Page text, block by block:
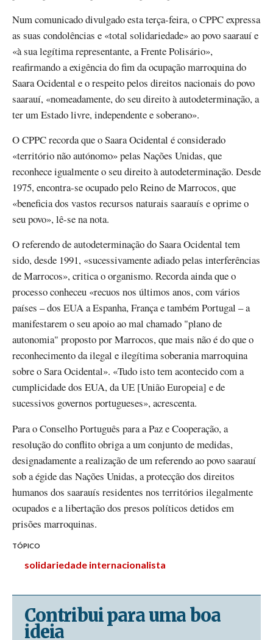
Num comunicado divulgado esta terça-feira, o CPPC expressa
as suas condolências e «total solidariedade» ao povo saarauí e
«à sua legítima representante, a Frente Polisário»,
reafirmando a exigência do fim da ocupação marroquina do
Saara Ocidental e o respeito pelos direitos nacionais do povo
saarauí, «nomeadamente, do seu direito à autodeterminação, a
ter um Estado livre, independente e soberano».
O CPPC recorda que o Saara Ocidental é considerado
«território não autónomo» pelas Nações Unidas, que
reconhece igualmente o seu direito à autodeterminação. Desde
1975, encontra-se ocupado pelo Reino de Marrocos, que
«beneficia dos vastos recursos naturais saarauís e oprime o
seu povo», lê-se na nota.
O referendo de autodeterminação do Saara Ocidental tem
sido, desde 1991, «sucessivamente adiado pelas interferências
de Marrocos», critica o organismo. Recorda ainda que o
processo conheceu «recuos nos últimos anos, com vários
países – dos EUA a Espanha, França e também Portugal – a
manifestarem o seu apoio ao mal chamado "plano de
autonomia" proposto por Marrocos, que mais não é do que o
reconhecimento da ilegal e ilegítima soberania marroquina
sobre o Sara Ocidental». «Tudo isto tem acontecido com a
cumplicidade dos EUA, da UE [União Europeia] e de
sucessivos governos portugueses», acrescenta.
Para o Conselho Português para a Paz e Cooperação, a
resolução do conflito obriga a um conjunto de medidas,
designadamente a realização de um referendo ao povo saarauí
sob a égide das Nações Unidas, a protecção dos direitos
humanos dos saarauís residentes nos territórios ilegalmente
ocupados e a libertação dos presos políticos detidos em
prisões marroquinas.
TÓPICO
solidariedade internacionalista
Contribui para uma boa
ideia